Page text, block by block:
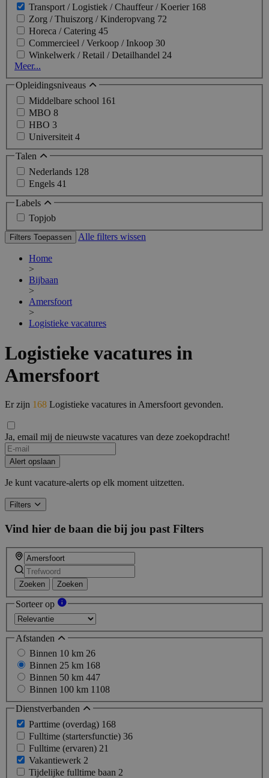
Transport / Logistiek / Chauffeur / Koerier 168
Zorg / Thuiszorg / Kinderopvang 72
Horeca / Catering 45
Commercieel / Verkoop / Inkoop 30
Winkelwerk / Retail / Detailhandel 24
Meer...
Opleidingsniveaus
Middelbare school 161
MBO 8
HBO 3
Universiteit 4
Talen
Nederlands 128
Engels 41
Labels
Topjob
Filters Toepassen Alle filters wissen
Home
>
Bijbaan
>
Amersfoort
>
Logistieke vacatures
Logistieke vacatures in
Amersfoort
Er zijn 168 Logistieke vacatures in Amersfoort gevonden.
Ja, email mij de nieuwste vacatures van deze zoekopdracht!
Alert opslaan
Je kunt vacature-alerts op elk moment uitzetten.
Filters
Vind hier de baan die bij jou past Filters
Zoeken Zoeken
Sorteer op
Afstanden
Binnen 10 km 26
Binnen 25 km 168
Binnen 50 km 447
Binnen 100 km 1108
Dienstverbanden
Parttime (overdag) 168
Fulltime (startersfunctie) 36
Fulltime (ervaren) 21
Vakantiewerk 2
Tijdelijke fulltime baan 2